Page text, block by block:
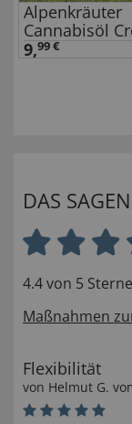
Alpenkräuter
Cannabisöl
9,99 €
DAS
4.4 von 5
Maßnahmen
Flexibilität
von Helmut G.